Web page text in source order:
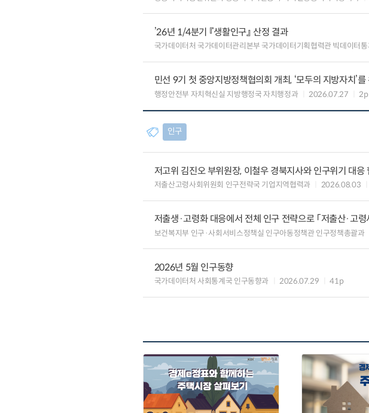
’26년 1/4분기 『생활인구』 산정 결과
국가데이터처 국가데이터관리본부 국가데이터기획협력관 빅데이터
민선 9기 첫 중앙지방정책협의회 개최, ‘모두의 지방자치’
행정안전부 자치혁신실 지방행정국 자치행정과 2026.07.27 2p
인구
저고위 김진오 부위원장, 이철우 경북지사와 인구위기 대응
저출산고령사회위원회 인구전략국 기업지역협력과 2026.08.03
저출생·고령화 대응에서 전체 인구 전략으로 「저출산·고
보건복지부 인구·사회서비스정책실 인구아동정책관 인구정책총괄과
2026년 5월 인구동향
국가데이터처 사회통계국 인구동향과 2026.07.29 41p